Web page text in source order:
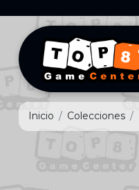
Inicio Colecciones